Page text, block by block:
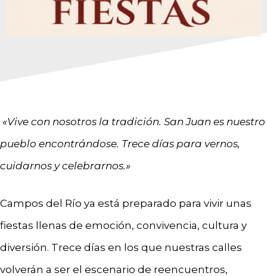
«Vive con nosotros la tradición. San Juan es nuestro
pueblo encontrándose. Trece días para vernos,
cuidarnos y celebrarnos.»
Campos del Río ya está preparado para vivir unas
fiestas llenas de emoción, convivencia, cultura y
diversión. Trece días en los que nuestras calles
volverán a ser el escenario de reencuentros,